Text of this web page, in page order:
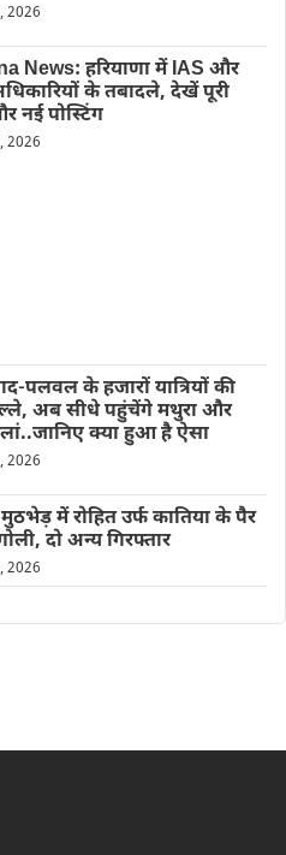
2026
News: हरियाणा में IAS और
के तबादले, देखें पूरी
नई पोस्टिंग
2026
पलवल के हजारों यात्रियों की
अब सीधे पहुंचेंगे मथुरा और
क्या हुआ है ऐसा
2026
में रोहित उर्फ कातिया के पैर
दो अन्य गिरफ्तार
2026